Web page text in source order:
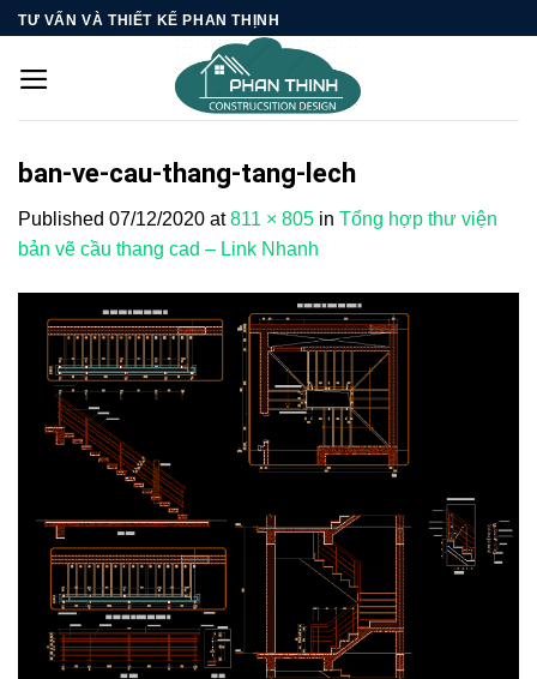
Skip
content
TƯ VẤN VÀ THIẾT KẾ PHAN THỊNH
ban-ve-cau-thang-tang-lech
Published 07/12/2020 at811 × 805 in Tổng hợp thư viện
bản vẽ cầu thang cad – Link Nhanh